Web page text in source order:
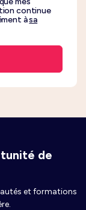
continue
àsa
de
et formations